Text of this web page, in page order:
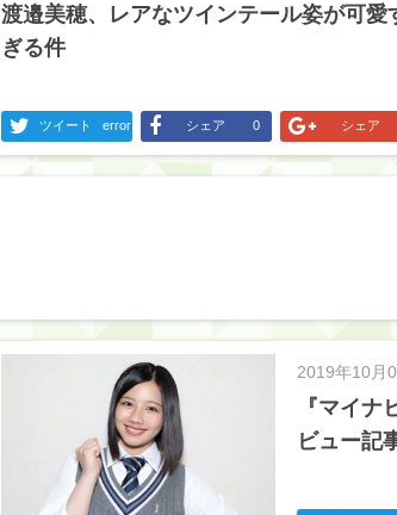
渡邉美穂、レアなツインテール姿が可愛
ぎる件
ツイート error シェア 0 シェア
2019年10月
『マイ
ビュー記